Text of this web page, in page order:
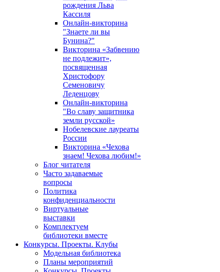
рождения Льва
Кассиля
Онлайн-викторина
"Знаете ли вы
Бунина?"
Викторина «Забвению
не подлежит»,
посвященная
Христофору
Семеновичу
Леденцову
Онлайн-викторина
"Во славу защитника
земли русской»
Нобелевские лауреаты
России
Викторина «Чехова
знаем! Чехова любим!»
Блог читателя
Часто задаваемые
вопросы
Политика
конфиденциальности
Виртуальные
выставки
Комплектуем
библиотеки вместе
Конкурсы. Проекты. Клубы
Модельная библиотека
Планы мероприятий